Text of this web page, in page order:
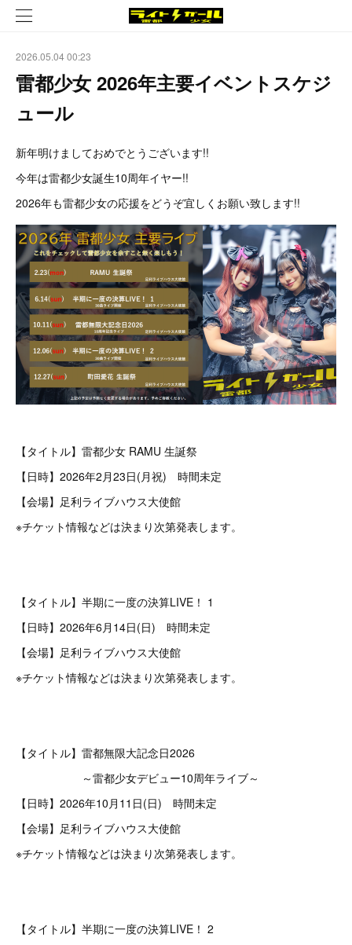
2026.05.04 00:23
雷都少女 2026年主要イベントスケジ
ュール
新年明けましておめでとうございます!!
今年は雷都少女誕生10周年イヤー!!
2026年も雷都少女の応援をどうぞ宜しくお願い致します!!
【タイトル】雷都少女 RAMU 生誕祭
【日時】2026年2月23日(月祝) 時間未定
【会場】足利ライブハウス大使館
※チケット情報などは決まり次第発表します。
【タイトル】半期に一度の決算LIVE！ 1
【日時】2026年6月14日(日) 時間未定
【会場】足利ライブハウス大使館
※チケット情報などは決まり次第発表します。
【タイトル】雷都無限大記念日2026
～雷都少女デビュー10周年ライブ～
【日時】2026年10月11日(日) 時間未定
【会場】足利ライブハウス大使館
※チケット情報などは決まり次第発表します。
【タイトル】半期に一度の決算LIVE！ 2